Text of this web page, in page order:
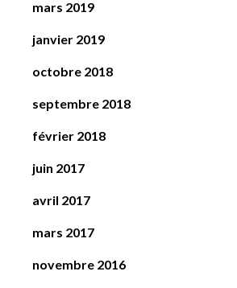
mars 2019
janvier 2019
octobre 2018
septembre 2018
février 2018
juin 2017
avril 2017
mars 2017
novembre 2016